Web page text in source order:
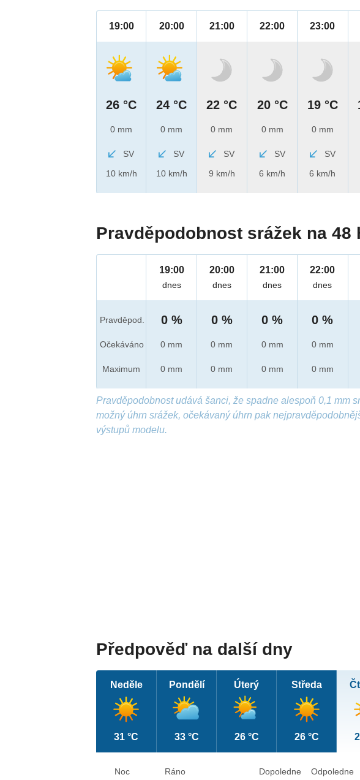
19:00
26 °C
0 mm
SV
10 km/h
20:00
24 °C
0 mm
SV
10 km/h
21:00
22 °C
0 mm
SV
9 km/h
22:00
20 °C
0 mm
SV
6 km/h
23:00
19 °C
0 mm
SV
6 km/h
Pravděpodobnost srážek na 48
Pravděpod.
Očekáváno
Maximum
19:00
dnes
0 %
0 mm
0 mm
20:00
dnes
0 %
0 mm
0 mm
21:00
dnes
0 %
0 mm
0 mm
22:00
dnes
0 %
0 mm
0 mm
Pravděpodobnost udává šanci, že spadne alespoň 0,1 mm
možný úhrn srážek, očekávaný úhrn pak
výstupů modelu.
Předpověď na další dny
Neděle
31 °C
Pondělí
33 °C
Úterý
26 °C
Středa
26 °C
Noc Ráno Dopoledne Odpoledne